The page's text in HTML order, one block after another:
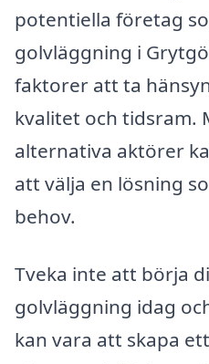
potentiella företag
golvläggning i
faktorer att ta
kvalitet och tidsram.
alternativa aktörer
att välja en lösning
behov.
Tveka inte att börja
golvläggning idag
kan vara att skapa